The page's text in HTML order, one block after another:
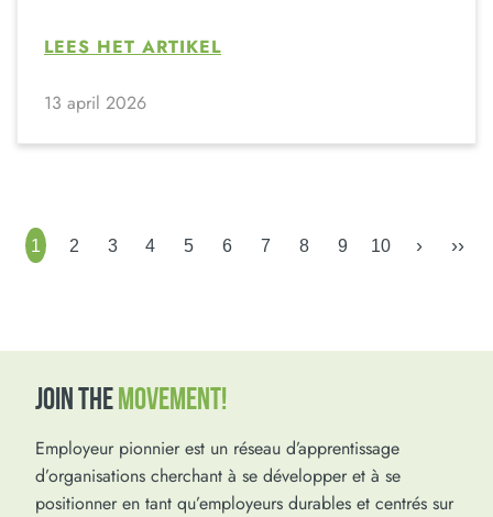
LEES HET ARTIKEL
13 april 2026
1 2 3 4 5 6 7 8 9 10 › ››
JOIN THEMOVEMENT!
Employeur pionnier est un réseau d’apprentissage
d’organisations cherchant à se développer et à se
positionner en tant qu’employeurs durables et centrés sur